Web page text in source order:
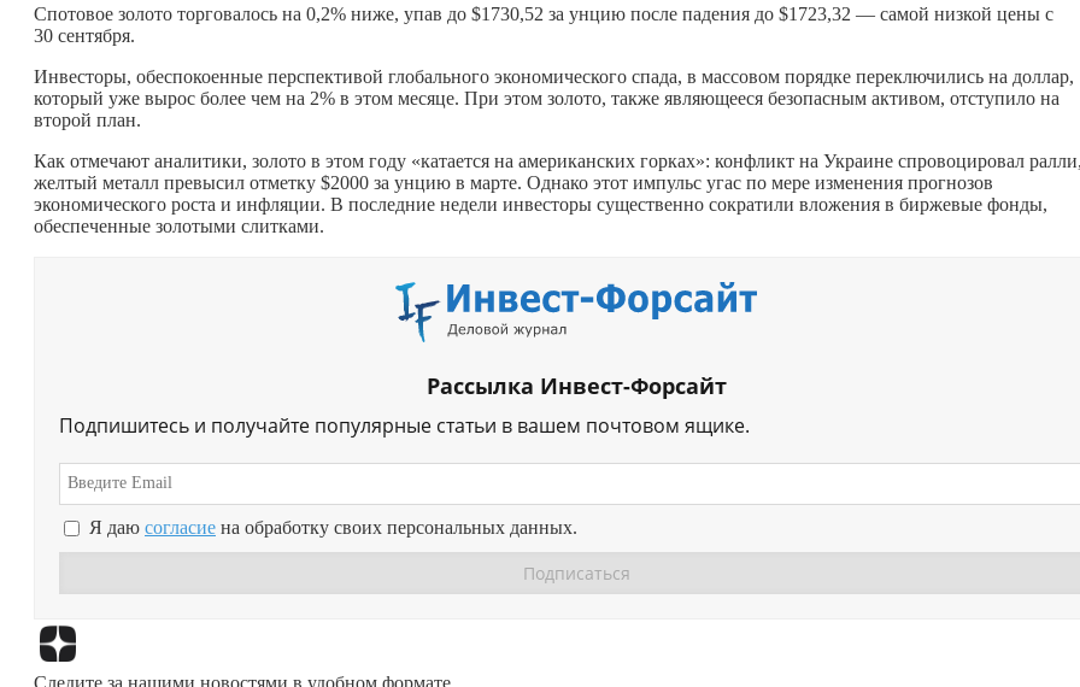
Спотовое золото торговалось на 0,2% ниже, упав до $1730,52 за унцию после падения до $1723,32 — самой низкой цены с
30 сентября.
Инвесторы, обеспокоенные перспективой глобального экономического спада, в массовом порядке переключились на доллар,
который уже вырос более чем на 2% в этом месяце. При этом золото, также являющееся безопасным активом, отступило на
второй план.
Как отмечают аналитики, золото в этом году «катается на американских горках»: конфликт на Украине спровоцировал
желтый металл превысил отметку $2000 за унцию в марте. Однако этот импульс угас по мере изменения прогнозов
экономического роста и инфляции. В последние недели инвесторы существенно сократили вложения в биржевые фонды,
обеспеченные золотыми слитками.
Рассылка Инвест-Форсайт
Подпишитесь и получайте популярные статьи в вашем почтовом ящике.
Я даю согласие на обработку своих персональных данных.
Следите за нашими новостями в удобном формате